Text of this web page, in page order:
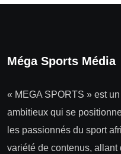
Méga Sports Média
« MEGA SPORTS » est
ambitieux qui se
les passionnés du sport
variété de contenus,